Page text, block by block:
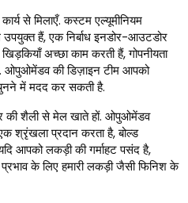
से मिलाएँ. कस्टम एल्यूमीनियम
हैं, एक निर्बाध इनडोर-आउटडोर
अच्छा काम करती हैं, गोपनीयता
ओपुओमेंडव की डिज़ाइन टीम आपको
चुनने में मदद कर सकती है.
की शैली से मेल खाते हों. ओपुओमेंडव
श्रृंखला प्रदान करता है, बोल्ड
आपको लकड़ी की गर्माहट पसंद है,
के लिए हमारी लकड़ी जैसी फिनिश के